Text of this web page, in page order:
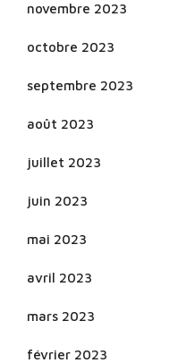
novembre 2023
octobre 2023
septembre 2023
août 2023
juillet 2023
juin 2023
mai 2023
avril 2023
mars 2023
février 2023